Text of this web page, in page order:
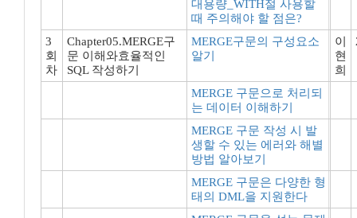
대용량_WITH절 사용할
때 주의해야 할 점은?
3
회
차
Chapter05.MERGE구
문 이해와효율적인
SQL 작성하기
MERGE구문의 구성요소
알기
이
현
희
MERGE 구문으로 처리되
는 데이터 이해하기
MERGE 구문 작성 시 발
생할 수 있는 에러와 해별
방법 알아보기
MERGE 구문은 다양한 형
태의 DML을 지원한다